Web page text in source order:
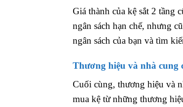
Giá thành của kệ sắt 2 tầng
ngân sách hạn chế, nhưng
ngân sách của bạn và tìm
Thương hiệu và nhà cung
Cuối cùng, thương hiệu và
mua kệ từ những thương